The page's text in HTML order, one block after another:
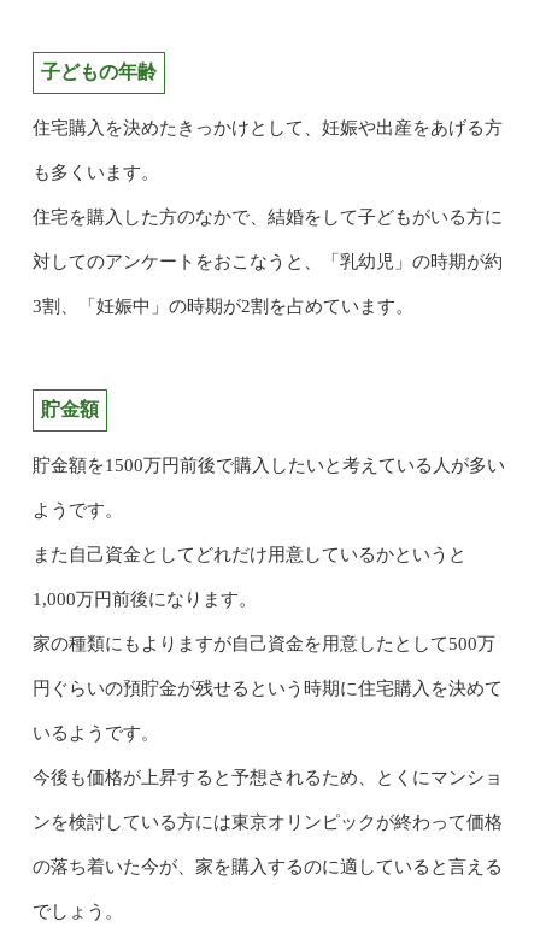
子どもの年齢
住宅購入を決めたきっかけとして、妊娠や出産をあげる方
も多くいます。
住宅を購入した方のなかで、結婚をして子どもがいる方に
対してのアンケートをおこなうと、「乳幼児」の時期が約
3割、「妊娠中」の時期が2割を占めています。
貯金額
貯金額を1500万円前後で購入したいと考えている人が多い
ようです。
また自己資金としてどれだけ用意しているかというと
1,000万円前後になります。
家の種類にもよりますが自己資金を用意したとして500万
円ぐらいの預貯金が残せるという時期に住宅購入を決めて
いるようです。
今後も価格が上昇すると予想されるため、とくにマンショ
ンを検討している方には東京オリンピックが終わって価格
の落ち着いた今が、家を購入するのに適していると言える
でしょう。